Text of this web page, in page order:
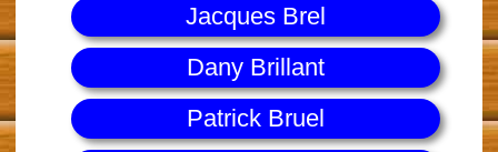
Jacques Brel
Dany Brillant
Patrick Bruel